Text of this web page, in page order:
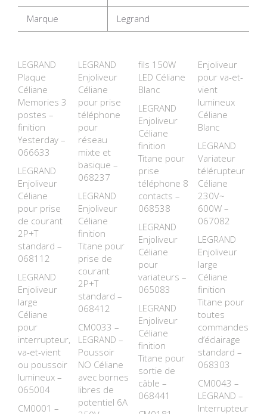
Marque Legrand
LEGRAND
Plaque
Céliane
Memories 3
postes –
finition
Yesterday –
066633
LEGRAND
Enjoliveur
Céliane
pour prise
de courant
2P+T
standard –
068112
LEGRAND
Enjoliveur
large
Céliane
pour
interrupteur,
va-et-vient
ou poussoir
lumineux –
065004
CM0001 –
LEGRAND
Enjoliveur
Céliane
pour prise
téléphone
pour
réseau
mixte et
basique –
068237
LEGRAND
Enjoliveur
Céliane
finition
Titane pour
prise de
courant
2P+T
standard –
068412
CM0033 –
LEGRAND –
Poussoir
NO Céliane
avec bornes
libres de
potentiel 6A
fils 150W
LED Céliane
Blanc
LEGRAND
Enjoliveur
Céliane
finition
Titane pour
prise
téléphone 8
contacts –
068538
LEGRAND
Enjoliveur
Céliane
pour
variateurs –
065083
LEGRAND
Enjoliveur
Céliane
finition
Titane pour
sortie de
câble –
068441
Enjoliveur
pour va-et-
vient
lumineux
Céliane
Blanc
LEGRAND
Variateur
télérupteur
Céliane
230V~
600W –
067082
LEGRAND
Enjoliveur
large
Céliane
finition
Titane pour
toutes
commandes
d’éclairage
standard –
068303
CM0043 –
LEGRAND –
Interrupteur